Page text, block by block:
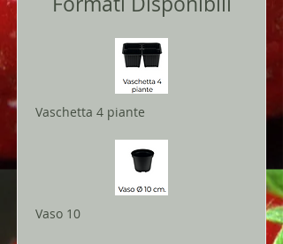
Vaschetta 4 piante
Vaso 10